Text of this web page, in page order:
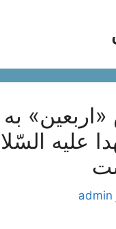
به
علیه
admin